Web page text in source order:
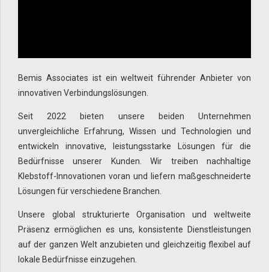
Bemis Associates ist ein weltweit führender Anbieter von
innovativen Verbindungslösungen.
Seit 2022 bieten unsere beiden Unternehmen
unvergleichliche Erfahrung, Wissen und Technologien und
entwickeln innovative, leistungsstarke Lösungen für die
Bedürfnisse unserer Kunden. Wir treiben nachhaltige
Klebstoff-Innovationen voran und liefern maßgeschneiderte
Lösungen für verschiedene Branchen.
Unsere global strukturierte Organisation und weltweite
Präsenz ermöglichen es uns, konsistente Dienstleistungen
auf der ganzen Welt anzubieten und gleichzeitig flexibel auf
lokale Bedürfnisse einzugehen.